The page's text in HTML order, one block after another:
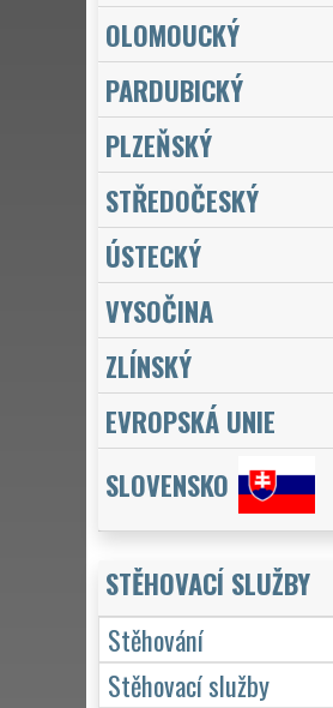
OLOMOUCKÝ
PARDUBICKÝ
PLZEŇSKÝ
STŘEDOČESKÝ
ÚSTECKÝ
VYSOČINA
ZLÍNSKÝ
EVROPSKÁ UNIE
SLOVENSKO
STĚHOVACÍ SLUŽBY
Stěhování
Stěhovací služby